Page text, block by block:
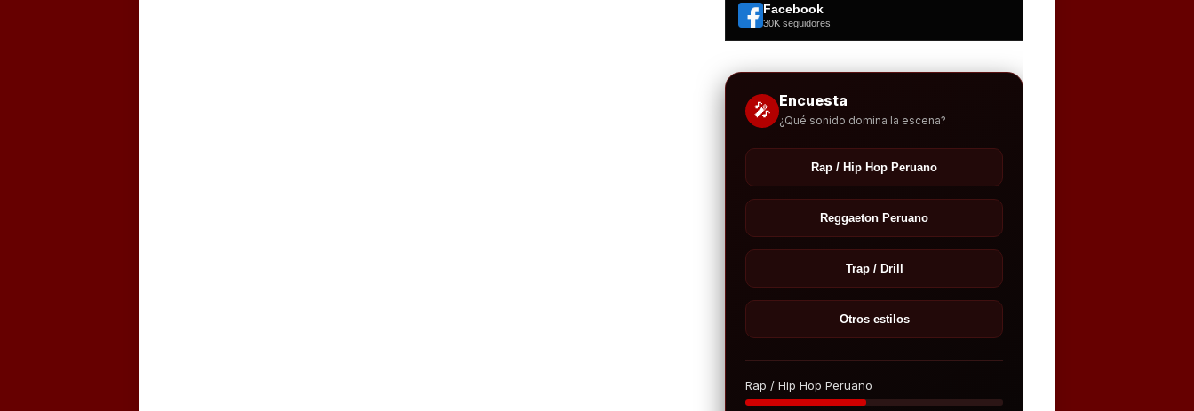
Facebook
30K seguidores
🎤 Encuesta
¿Qué sonido domina la escena?
Rap / Hip Hop Peruano
Reggaeton Peruano
Trap / Drill
Otros estilos
Rap / Hip Hop Peruano